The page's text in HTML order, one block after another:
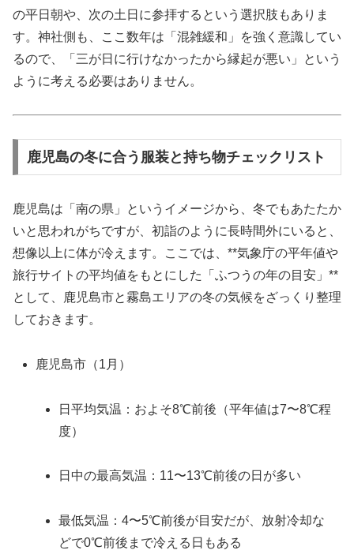
の平日朝や、次の土日に参拝するという選択肢もありま
す。神社側も、ここ数年は「混雑緩和」を強く意識してい
るので、「三が日に行けなかったから縁起が悪い」という
ように考える必要はありません。
鹿児島の冬に合う服装と持ち物チェックリスト
鹿児島は「南の県」というイメージから、冬でもあたたか
いと思われがちですが、初詣のように長時間外にいると、
想像以上に体が冷えます。ここでは、**気象庁の平年値や
旅行サイトの平均値をもとにした「ふつうの年の目安」**
として、鹿児島市と霧島エリアの冬の気候をざっくり整理
しておきます。
鹿児島市（1月）
日平均気温：およそ8℃前後（平年値は7〜8℃程
度）
日中の最高気温：11〜13℃前後の日が多い
最低気温：4〜5℃前後が目安だが、放射冷却な
どで0℃前後まで冷える日もある